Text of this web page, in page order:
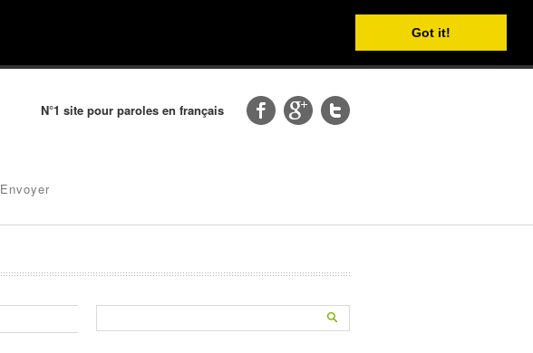
Got it!
N°1 site pour paroles en français
Envoyer